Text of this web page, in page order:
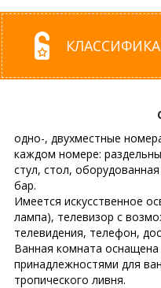
одно-, двухместные
каждом номере:
стул, стол,
бар.
Имеется искусственное
лампа), телевизор с
телевидения, телефон,
Ванная комната
принадлежностями для
тропического ливня.